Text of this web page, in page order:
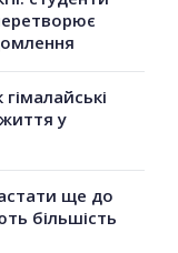
у
ще до
більшість